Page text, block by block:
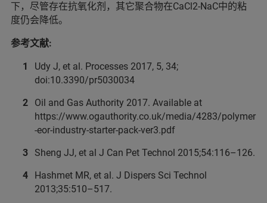
下，尽管存在抗氧化剂，其它聚合物在CaCl2-NaC中的粘
度仍会降低。
参考文献:
Udy J, et al. Processes 2017, 5, 34;
doi:10.3390/pr5030034
Oil and Gas Authority 2017. Available at
https://www.ogauthority.co.uk/media/4283/polymer
-eor-industry-starter-pack-ver3.pdf
Sheng JJ, et al J Can Pet Technol 2015;54:116–126.
Hashmet MR, et al. J Dispers Sci Technol
2013;35:510–517.